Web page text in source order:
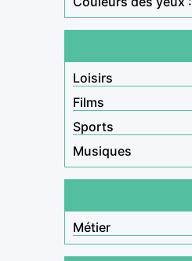
Loisirs
Films
Sports
Musiques
Métier